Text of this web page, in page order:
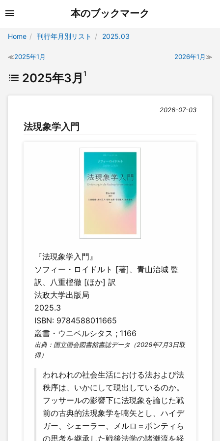
本のブックマーク
Home 刊行年月別リスト 2025.03
2025年1月 2026年1月
2025年3月 1
2026-07-03
法現象学入門
『法現象学入門』
ソフィー・ロイドルト [著]、青山治城 監
訳、八重樫徹 [ほか] 訳
法政大学出版局
2025.3
ISBN: 9784588011665
叢書・ウニベルシタス ; 1166
出典：国立国会図書館書誌データ（2026年7月3日取
得）
われわれの社会生活における法および法
秩序は、いかにして現出しているのか。
フッサールの影響下に法現象を論じた戦
前の古典的法現象学を嚆矢とし、ハイデ
ガー、シェーラー、メルロ＝ポンティら
の思考を継承した戦後法学の諸潮流を経